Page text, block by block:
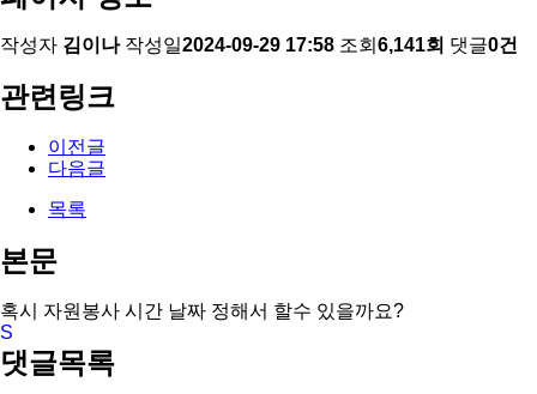
작성자 김이나 작성일2024-09-29 17:58 조회 6,141회 댓글0건
관련링크
이전글
다음글
목록
본문
혹시 자원봉사 시간 날짜 정해서 할수 있을까요?
댓글목록